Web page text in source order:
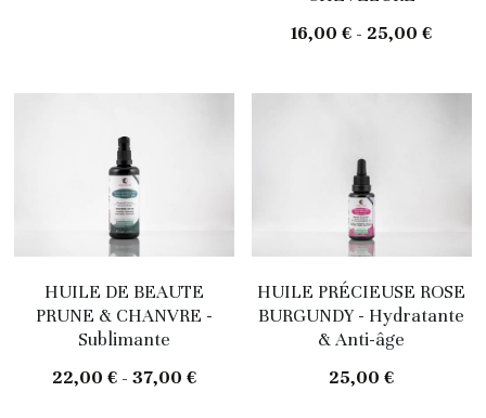
16,00 € - 25,00 €
HUILE DE BEAUTE
PRUNE & CHANVRE -
Sublimante
22,00 € - 37,00 €
HUILE PRÉCIEUSE ROSE
BURGUNDY - Hydratante
& Anti-âge
25,00 €